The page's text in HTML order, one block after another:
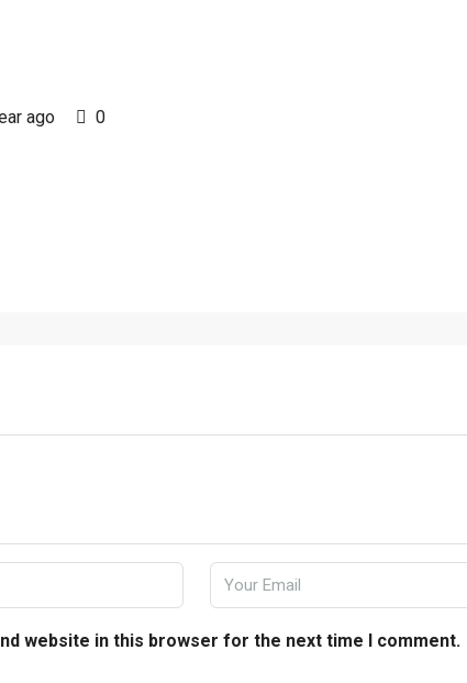
ago 0
website in this browser for the next time I comment.